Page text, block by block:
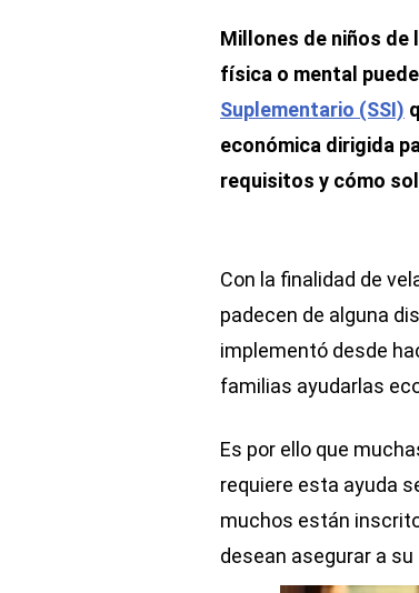
Millones de niños de
física o mental
Suplementario (SSI)
económica dirigida
requisitos y cómo
Con la finalidad de
padecen de alguna
implementó desde
familias ayudarlas
Es por ello que
requiere esta ayuda
muchos están
desean asegurar a su